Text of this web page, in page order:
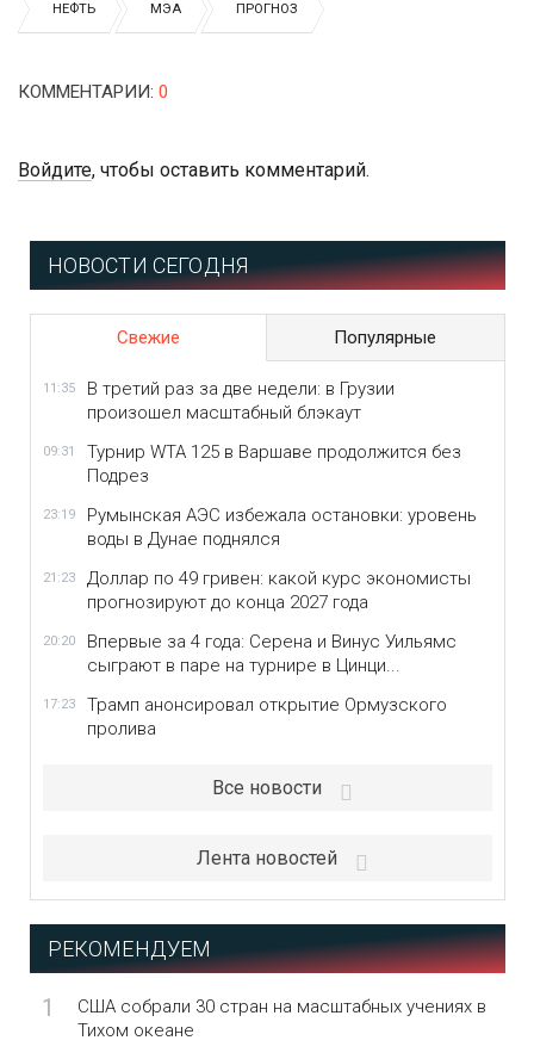
НЕФТЬ МЭА ПРОГНОЗ
КОММЕНТАРИИ: 0
Войдите, чтобы оставить комментарий.
НОВОСТИ СЕГОДНЯ
Свежие Популярные
11:35
В третий раз за две недели: в Грузии
произошел масштабный блэкаут
09:31
Турнир WTA 125 в Варшаве продолжится без
Подрез
23:19
Румынская АЭС избежала остановки: уровень
воды в Дунае поднялся
21:23
Доллар по 49 гривен: какой курс экономисты
прогнозируют до конца 2027 года
20:20
Впервые за 4 года: Серена и Винус Уильямс
сыграют в паре на турнире в Цинци...
17:23
Трамп анонсировал открытие Ормузского
пролива
Все новости
Лента новостей
РЕКОМЕНДУЕМ
1
США собрали 30 стран на масштабных учениях в
Тихом океане